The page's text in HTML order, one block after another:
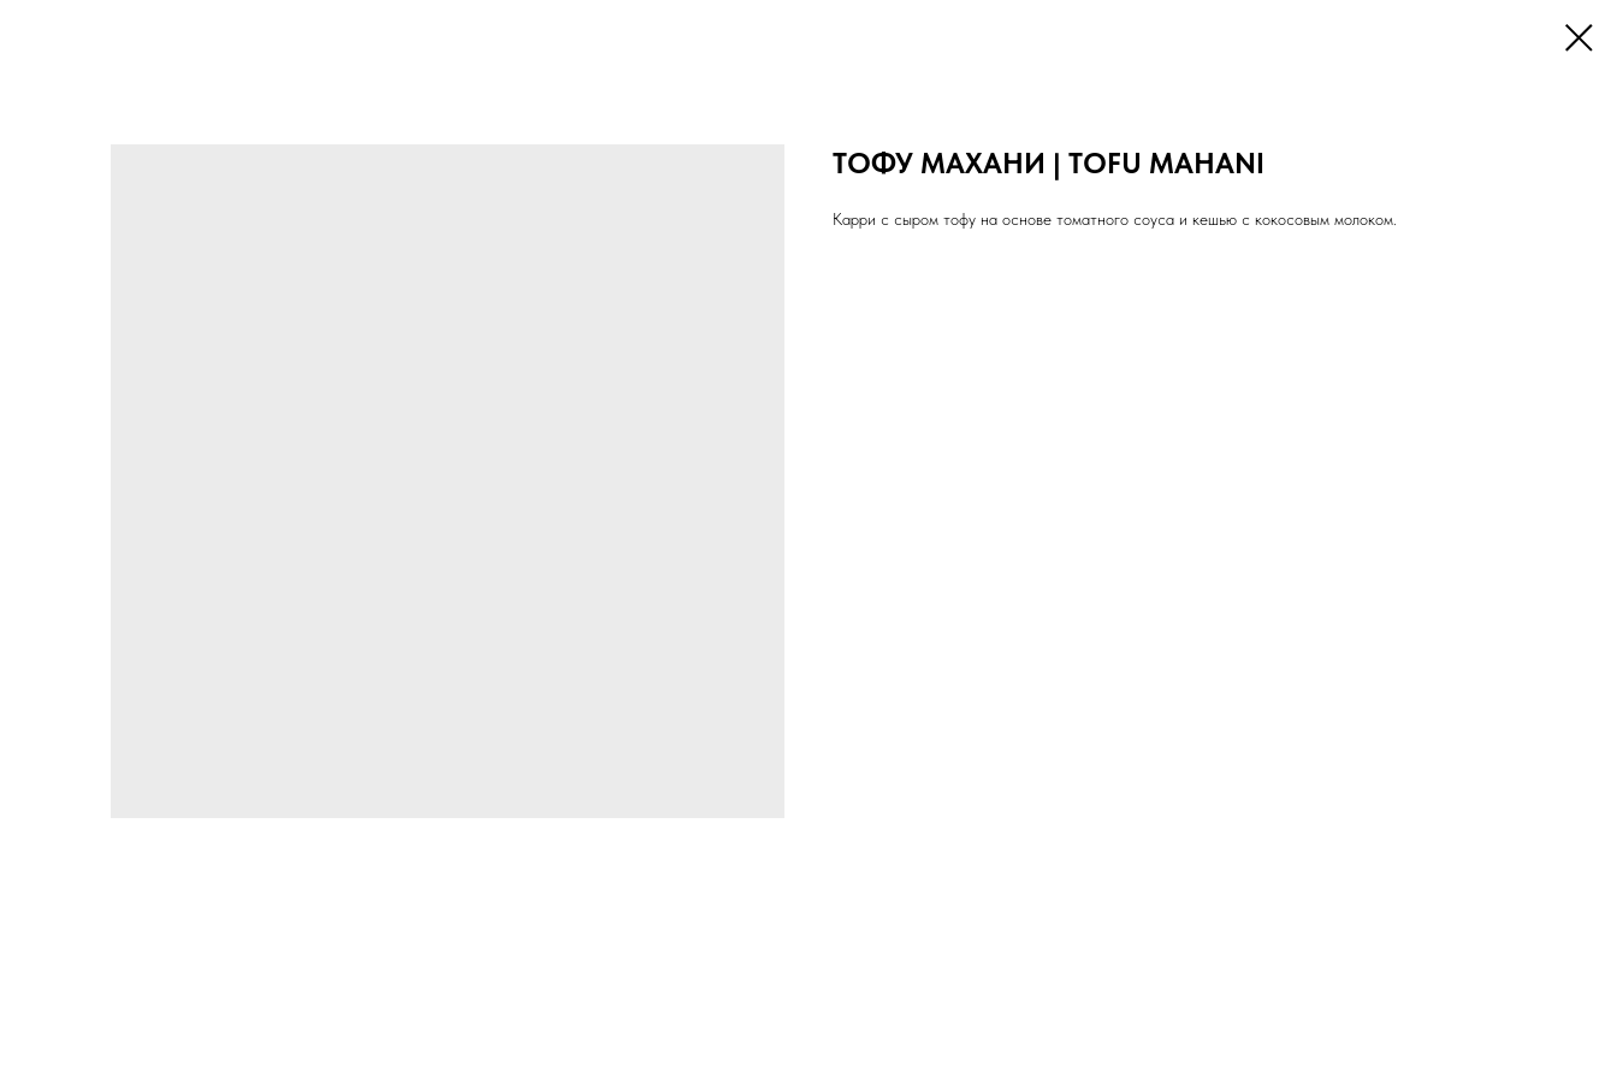
ТОФУ МАХАНИ | TOFU MAHANI
Карри с сыром тофу на основе томатного соуса и кешью с кокосовым молоком.